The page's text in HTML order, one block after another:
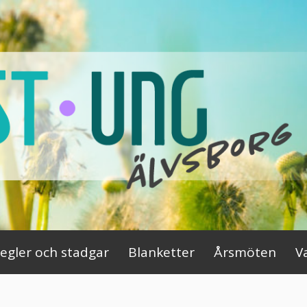
och stadgar Blanketter Årsmöten